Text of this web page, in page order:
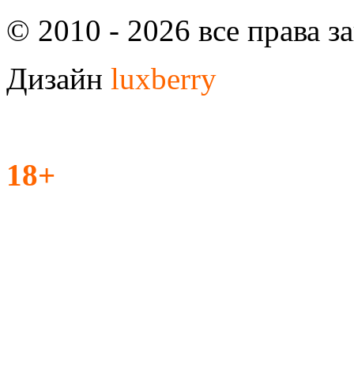
© 2010 - 2026 все права
Дизайн luxberry
18+